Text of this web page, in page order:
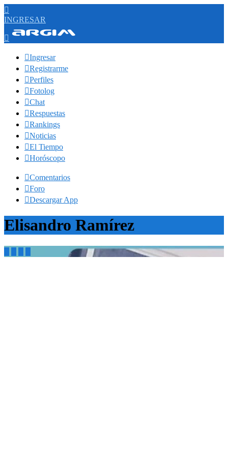

INGRESAR

Ingresar
Registrarme
Perfiles
Fotolog
Chat
Respuestas
Rankings
Noticias
El Tiempo
Horóscopo
Comentarios
Foro
Descargar App
Elisandro Ramírez